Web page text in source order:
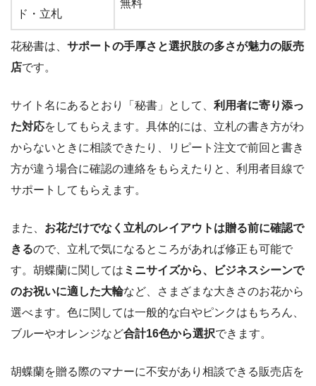
ド・立札
無料
花秘書は、 サポートの手厚さと選択肢の多さが魅力の販売
店です。
サイト名にあるとおり「秘書」として、 利用者に寄り添っ
た対応をしてもらえます。具体的には、立札の書き方がわ
からないときに相談できたり、リピート注文で前回と書き
方が違う場合に確認の連絡をもらえたりと、利用者目線で
サポートしてもらえます。
また、 お花だけでなく立札のレイアウトは贈る前に確認で
きるので、立札で気になるところがあれば修正も可能で
す。胡蝶蘭に関しては ミニサイズから、ビジネスシーンで
のお祝いに適した大輪など、さまざまな大きさのお花から
選べます。色に関しては一般的な白やピンクはもちろん、
ブルーやオレンジなど合計16色から選択できます。
胡蝶蘭を贈る際のマナーに不安があり相談できる販売店を